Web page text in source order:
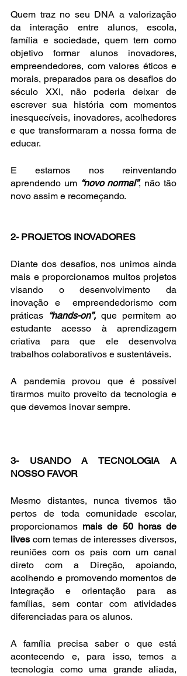
Quem traz no seu DNA a valorização
da interação entre alunos, escola,
família e sociedade, quem tem como
objetivo formar alunos inovadores,
empreendedores, com valores éticos e
morais, preparados para os desafios do
século XXI, não poderia deixar de
escrever sua história com momentos
inesquecíveis, inovadores, acolhedores
e que transformaram a nossa forma de
educar.
E estamos nos reinventando
aprendendo um “novo normal”, não tão
novo assim e recomeçando.
2- PROJETOS INOVADORES
Diante dos desafios, nos unimos ainda
mais e proporcionamos muitos projetos
visando o desenvolvimento da
inovação e  empreendedorismo com
práticas “hands-on”, que permitem ao
estudante acesso à aprendizagem
criativa para que ele desenvolva
trabalhos colaborativos e sustentáveis.
A pandemia provou que é possível
tirarmos muito proveito da tecnologia e
que devemos inovar sempre.
3- USANDO A TECNOLOGIA A
NOSSO FAVOR
Mesmo distantes, nunca tivemos tão
pertos de toda comunidade escolar,
proporcionamos mais de 50 horas de
lives com temas de interesses diversos,
reuniões com os pais com um canal
direto com a Direção, apoiando,
acolhendo e promovendo momentos de
integração e orientação para as
famílias, sem contar com atividades
diferenciadas para os alunos.
A família precisa saber o que está
acontecendo e, para isso, temos a
tecnologia como uma grande aliada,